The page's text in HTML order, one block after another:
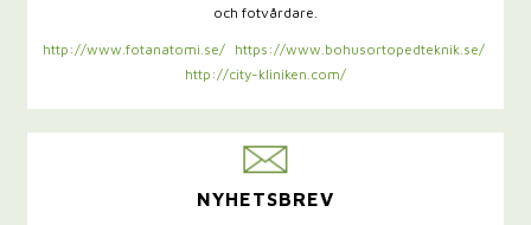
och fotvårdare.
http://www.fotanatomi.se/
https://www.bohusortopedteknik.se/
http://city-kliniken.com/
NYHETSBREV